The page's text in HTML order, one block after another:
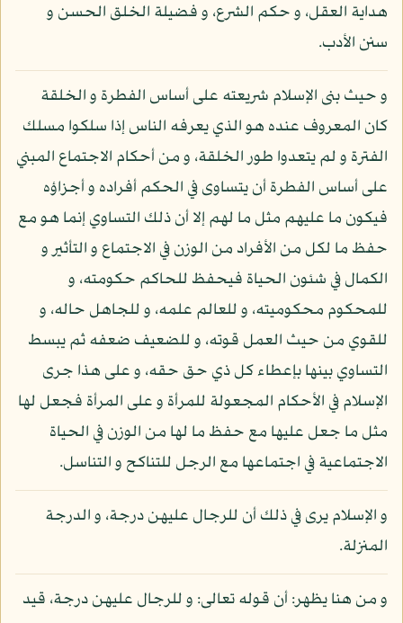
هداية العقل، و حكم الشرع، و فضيلة الخلق الحسن و
سنن الأدب.
و حيث بنى الإسلام شريعته على أساس الفطرة و الخلقة
كان المعروف عنده هو الذي يعرفه الناس إذا سلكوا مسلك
الفترة و لم يتعدوا طور الخلقة، و من أحكام الاجتماع المبني
على أساس الفطرة أن يتساوى في الحكم أفراده و أجزاؤه
فيكون ما عليهم مثل ما لهم إلا أن ذلك التساوي إنما هو مع
حفظ ما لكل من الأفراد من الوزن في الاجتماع و التأثير و
الكمال في شئون الحياة فيحفظ للحاكم حكومته، و
للمحكوم محكوميته، و للعالم علمه، و للجاهل حاله، و
للقوي من حيث العمل قوته، و للضعيف ضعفه ثم يبسط
التساوي بينها بإعطاء كل ذي حق حقه، و على هذا جرى
الإسلام في الأحكام المجعولة للمرأة و على المرأة فجعل لها
مثل ما جعل عليها مع حفظ ما لها من الوزن في الحياة
الاجتماعية في اجتماعها مع الرجل للتناكح و التناسل.
و الإسلام يرى في ذلك أن للرجال عليهن درجة، و الدرجة
المنزلة.
و من هنا يظهر: أن قوله تعالى: و للرجال عليهن درجة، قيد